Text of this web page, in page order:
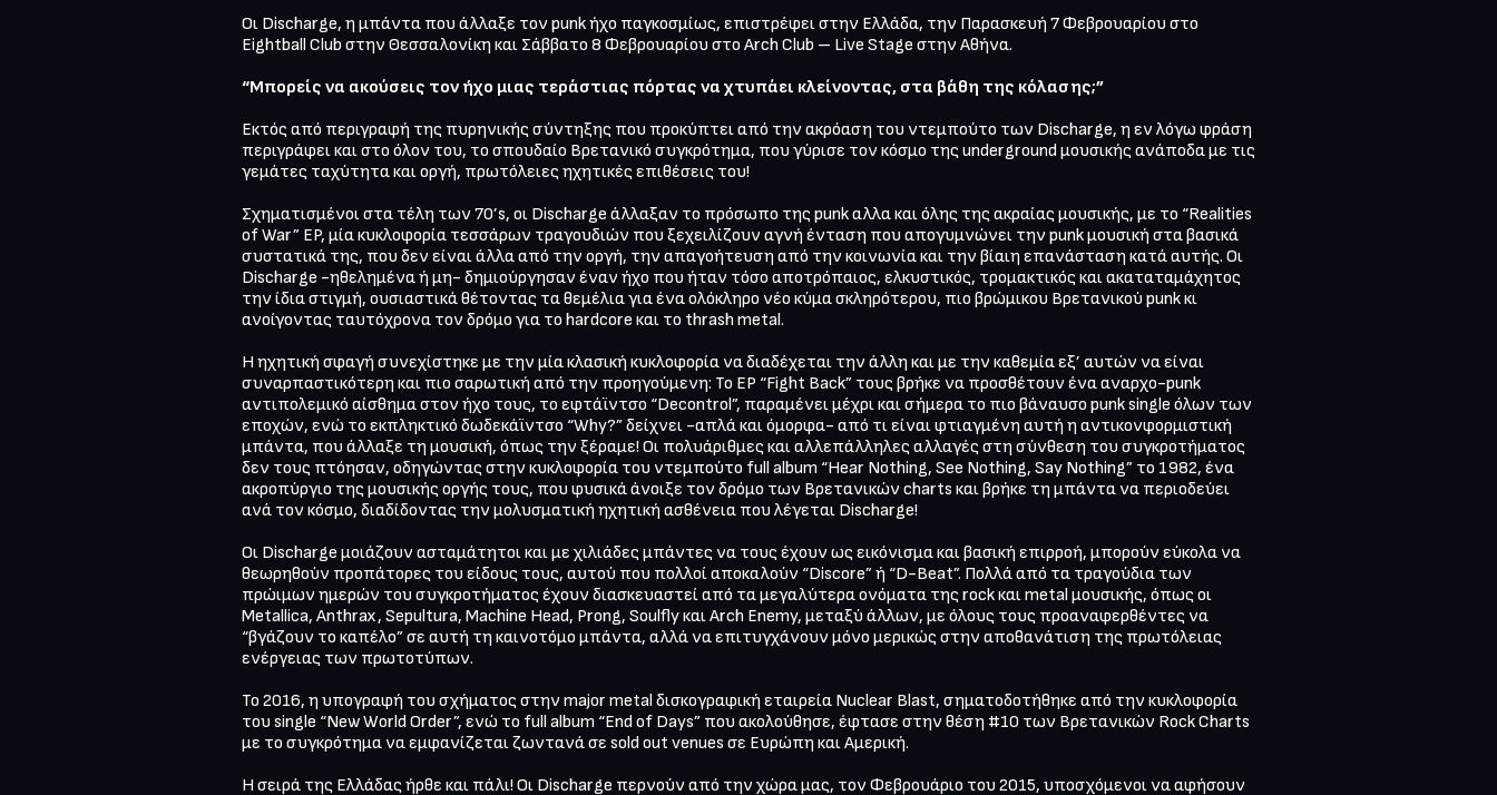
Οι Discharge, η μπάντα που άλλαξε τον punk ήχο παγκοσμίως, επιστρέφει στην Ελλάδα, την Παρασκευή 7 Φεβρουαρίου στο
Eightball Club στην Θεσσαλονίκη και Σάββατο 8 Φεβρουαρίου στο Arch Club – Live Stage στην Αθήνα.
“Μπορείς να ακούσεις τον ήχο μιας τεράστιας πόρτας να χτυπάει κλείνοντας, στα βάθη της κόλασης;”
Εκτός από περιγραφή της πυρηνικής σύντηξης που προκύπτει από την ακρόαση του ντεμπούτο των Discharge, η εν λόγω φράση
περιγράφει και στο όλον του, το σπουδαίο Βρετανικό συγκρότημα, που γύρισε τον κόσμο της underground μουσικής ανάποδα με τις
γεμάτες ταχύτητα και οργή, πρωτόλειες ηχητικές επιθέσεις του!
Σχηματισμένοι στα τέλη των 70’s, οι Discharge άλλαξαν το πρόσωπο της punk αλλα και όλης της ακραίας μουσικής, με το “Realities
of War” EP, μία κυκλοφορία τεσσάρων τραγουδιών που ξεχειλίζουν αγνή ένταση που απογυμνώνει την punk μουσική στα βασικά
συστατικά της, που δεν είναι άλλα από την οργή, την απαγοήτευση από την κοινωνία και την βίαιη επανάσταση κατά αυτής. Οι
Discharge -ηθελημένα ή μη- δημιούργησαν έναν ήχο που ήταν τόσο αποτρόπαιος, ελκυστικός, τρομακτικός και ακαταταμάχητος
την ίδια στιγμή, ουσιαστικά θέτοντας τα θεμέλια για ένα ολόκληρο νέο κύμα σκληρότερου, πιο βρώμικου Βρετανικού punk κι
ανοίγοντας ταυτόχρονα τον δρόμο για το hardcore και το thrash metal.
Η ηχητική σφαγή συνεχίστηκε με την μία κλασική κυκλοφορία να διαδέχεται την άλλη και με την καθεμία εξ’ αυτών να είναι
συναρπαστικότερη και πιο σαρωτική από την προηγούμενη: Το EP “Fight Back” τους βρήκε να προσθέτουν ένα αναρχο-punk
αντιπολεμικό αίσθημα στον ήχο τους, το εφτάϊντσο “Decontrol”, παραμένει μέχρι και σήμερα το πιο βάναυσο punk single όλων των
εποχών, ενώ το εκπληκτικό δωδεκάϊντσο “Why?” δείχνει -απλά και όμορφα- από τι είναι φτιαγμένη αυτή η αντικονφορμιστική
μπάντα, που άλλαξε τη μουσική, όπως την ξέραμε! Οι πολυάριθμες και αλλεπάλληλες αλλαγές στη σύνθεση του συγκροτήματος
δεν τους πτόησαν, οδηγώντας στην κυκλοφορία του ντεμπούτο full album “Hear Nothing, See Nothing, Say Nothing” το 1982, ένα
ακροπύργιο της μουσικής οργής τους, που φυσικά άνοιξε τον δρόμο των Βρετανικών charts και βρήκε τη μπάντα να περιοδεύει
ανά τον κόσμο, διαδίδοντας την μολυσματική ηχητική ασθένεια που λέγεται Discharge!
Οι Discharge μοιάζουν ασταμάτητοι και με χιλιάδες μπάντες να τους έχουν ως εικόνισμα και βασική επιρροή, μπορούν εύκολα να
θεωρηθούν προπάτορες του είδους τους, αυτού που πολλοί αποκαλούν “Discore” ή “D-Beat”. Πολλά από τα τραγούδια των
πρώιμων ημερών του συγκροτήματος έχουν διασκευαστεί από τα μεγαλύτερα ονόματα της rock και metal μουσικής, όπως οι
Metallica, Anthrax, Sepultura, Machine Head, Prong, Soulfly και Arch Enemy, μεταξύ άλλων, με όλους τους προαναφερθέντες να
“βγάζουν το καπέλο” σε αυτή τη καινοτόμο μπάντα, αλλά να επιτυγχάνουν μόνο μερικώς στην αποθανάτιση της πρωτόλειας
ενέργειας των πρωτοτύπων.
Το 2016, η υπογραφή του σχήματος στην major metal δισκογραφική εταιρεία Nuclear Blast, σηματοδοτήθηκε από την κυκλοφορία
του single “New World Order”, ενώ το full album “End of Days” που ακολούθησε, έφτασε στην θέση #10 των Βρετανικών Rock Charts
με το συγκρότημα να εμφανίζεται ζωντανά σε sold out venues σε Ευρώπη και Αμερική.
Η σειρά της Ελλάδας ήρθε και πάλι! Οι Discharge περνούν από την χώρα μας, τον Φεβρουάριο του 2015, υποσχόμενοι να αφήσουν